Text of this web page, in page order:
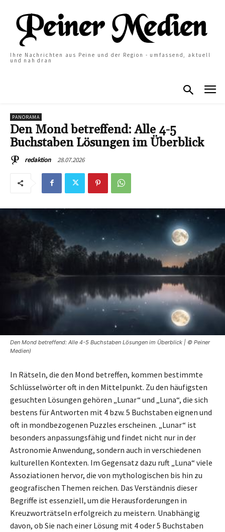
Ihre Nachrichten aus Peine und der Region - umfassend, aktuell
und nah dran
PANORAMA
Den Mond betreffend: Alle 4-5
Buchstaben Lösungen im Überblick
redaktion 28.07.2026
Den Mond betreffend: Alle 4-5 Buchstaben Lösungen im Überblick | © Peiner
Medien)
In Rätseln, die den Mond betreffen, kommen bestimmte
Schlüsselwörter oft in den Mittelpunkt. Zu den häufigsten
gesuchten Lösungen gehören „Lunar“ und „Luna“, die sich
bestens für Antworten mit 4 bzw. 5 Buchstaben eignen und
oft in mondbezogenen Puzzles erscheinen. „Lunar“ ist
besonders anpassungsfähig und findet nicht nur in der
Astronomie Anwendung, sondern auch in verschiedenen
kulturellen Kontexten. Im Gegensatz dazu ruft „Luna“ viele
Assoziationen hervor, die von mythologischen bis hin zu
geografischen Themen reichen. Das Verständnis dieser
Begriffe ist essenziell, um die Herausforderungen in
Kreuzworträtseln erfolgreich zu meistern. Unabhängig
davon, ob Sie nach einer Lösung mit 4 oder 5 Buchstaben